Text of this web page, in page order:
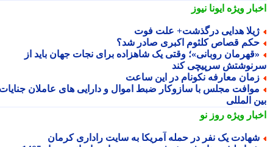
ویژهایونا نیوز
هدایی درگذشت+ علت فوت
قصاص کلثوم اکبری صادر شد؟
روبانی»؛ وقتی یک شاهزاده برای نجات جهان باید از
سرپیچی کند
معارفه نکونام در این ساعت
مجلس با سازوکار ضبط اموال و دارایی های عاملان جنایات
المللی
ویژهروز نو
یک نفر در حمله آمریکا به سایت راداری کرمان